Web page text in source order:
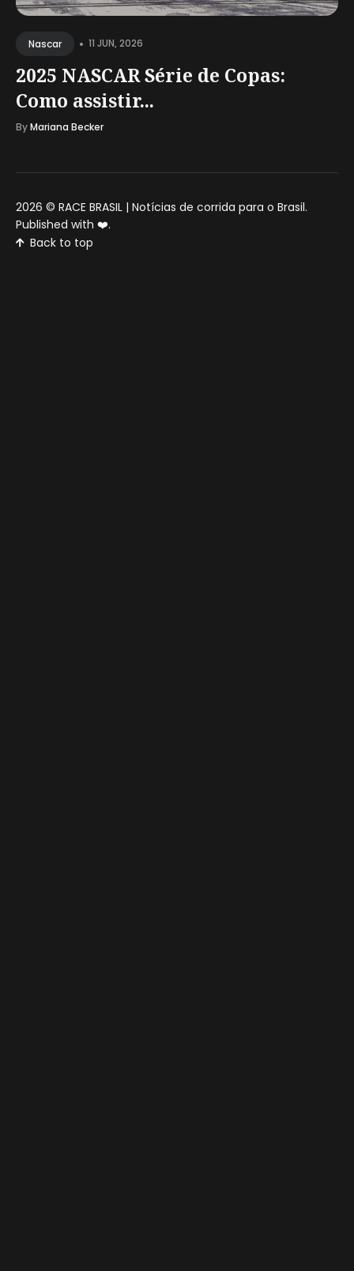
Nascar • 11 JUN, 2026
2025 NASCAR Série de Copas:
Como assistir...
ByMariana Becker
2026 © RACE BRASIL | Notícias de corrida para o Brasil.
Published with ❤️.
Back to top